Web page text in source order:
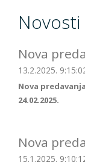
Novosti
Nova
13.2.2025.
Nova
24.02.2025.
Nova
15.1.2025.